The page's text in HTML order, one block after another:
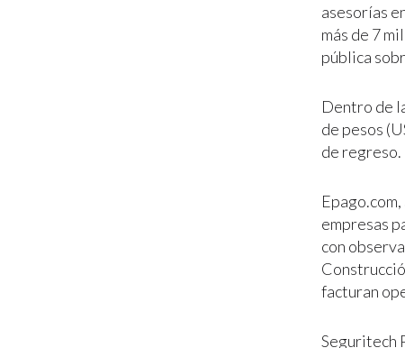
asesorías
más de 7
pública
Dentro de
de pesos
de regreso.
empresas
con
facturan
Seguritech